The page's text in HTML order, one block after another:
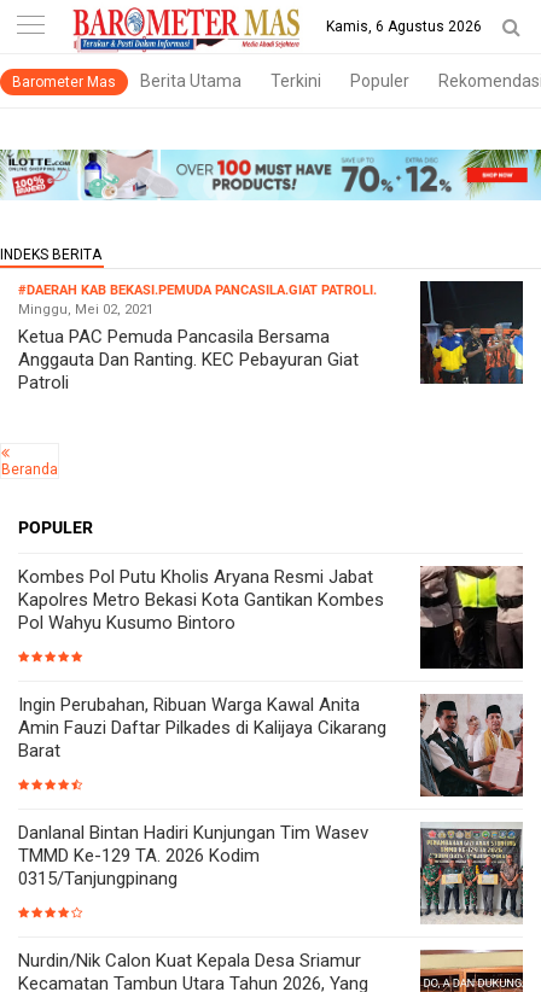
-->
Kamis, 6 Agustus 2026
Barometer Mas Berita Utama Terkini Populer
#DAERAH KAB BEKASI.PEMUDA PANCASILA.GIAT PATROLI.
Minggu, Mei 02, 2021
Ketua PAC Pemuda Pancasila Bersama
Anggauta Dan Ranting. KEC Pebayuran Giat
Patroli
Beranda
POPULER
Kombes Pol Putu Kholis Aryana Resmi Jabat
Kapolres Metro Bekasi Kota Gantikan Kombes
Pol Wahyu Kusumo Bintoro
Ingin Perubahan, Ribuan Warga Kawal Anita
Amin Fauzi Daftar Pilkades di Kalijaya Cikarang
Barat
Danlanal Bintan Hadiri Kunjungan Tim Wasev
TMMD Ke-129 TA. 2026 Kodim
0315/Tanjungpinang
Nurdin/Nik Calon Kuat Kepala Desa Sriamur
Kecamatan Tambun Utara Tahun 2026, Yang